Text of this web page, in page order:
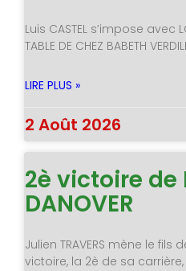
Luis CASTEL s’impose avec
TABLE DE CHEZ BABETH
LIRE PLUS »
2 Août 2026
2è victoire de
DANOVER
Julien TRAVERS mène le fils
victoire, la 2è de sa carrière,